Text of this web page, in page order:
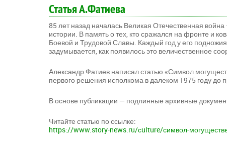
Статья А.Фатиева
85 лет назад началась Великая Отечественная
истории. В память о тех, кто сражался на фронте и
Боевой и Трудовой Славы. Каждый год у его
задумывается, как появилось это величественное
Александр Фатиев написал статью «Символ
первого решения исполкома в далеком 1975 году до
В основе публикации — подлинные архивные
Читайте статью по ссылке:
https://www.story-news.ru/сulture/символ-